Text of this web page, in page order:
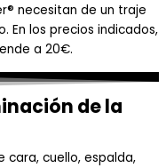
necesitan de un traje
En los precios indicados,
a 20€.
de la
cara, cuello, espalda,